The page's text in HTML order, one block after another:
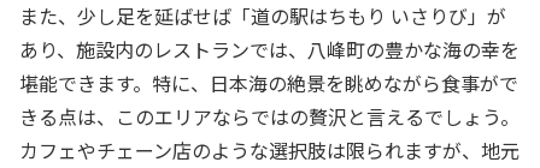
また、少し足を延ばせば「道の駅はちもり いさりび」が
あり、施設内のレストランでは、八峰町の豊かな海の幸を
堪能できます。特に、日本海の絶景を眺めながら食事がで
きる点は、このエリアならではの贅沢と言えるでしょう。
カフェやチェーン店のような選択肢は限られますが、地元